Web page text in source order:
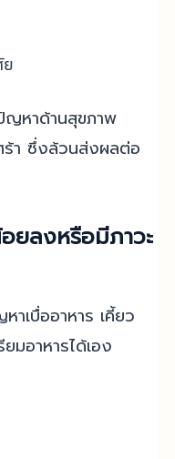
ญหาด้านสุขภาพ
ร้า ซึ่งล้วนส่งผลต่อ
ยลงหรือมีภาวะ
าเบื่ออาหาร เคี้ยว
มอาหารได้เอง